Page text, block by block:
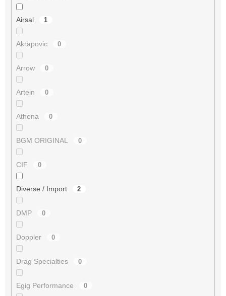
Airsal 1
Akrapovic 0
Arrow 0
Artein 0
Athena 0
BGM ORIGINAL 0
CIF 0
Diverse / Import 2
DMP 0
Doppler 0
Drag Specialties 0
Egig Performance 0